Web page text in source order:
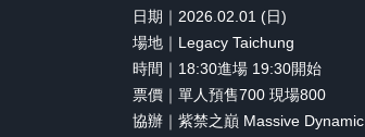
日期｜2026.02.01 (日)
場地｜Legacy Taichung
時間｜18:30進場 19:30開始
票價｜單人預售700 現場800
協辦｜紫禁之巔 Massive Dynamic